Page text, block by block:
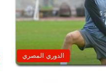
الدوري المصري